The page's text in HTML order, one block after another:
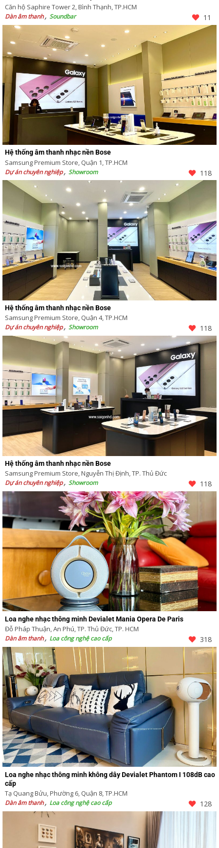
Căn hộ Saphire Tower 2, Bình Thạnh, TP.HCM
Dàn âm thanh Soundbar 11
Hệ thống âm thanh nhạc nền Bose
Samsung Premium Store, Quận 1, TP.HCM
Dự án chuyên nghiệp Showroom 118
Hệ thống âm thanh nhạc nền Bose
Samsung Premium Store, Quận 4, TP.HCM
Dự án chuyên nghiệp Showroom 118
Hệ thống âm thanh nhạc nền Bose
Samsung Premium Store, Nguyễn Thị Định, TP. Thủ Đức
Dự án chuyên nghiệp Showroom 118
Loa nghe nhạc thông minh Devialet Mania Opera De Paris
Đỗ Pháp Thuận, An Phú, TP. Thủ Đức, TP. HCM
Dàn âm thanh Loa công nghệ cao cấp 318
Loa nghe nhạc thông minh không dây Devialet Phantom I 108dB cao
cấp
Tạ Quang Bửu, Phường 6, Quận 8, TP.HCM
Dàn âm thanh Loa công nghệ cao cấp 128